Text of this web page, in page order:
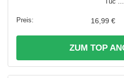
16,99 €
ZUM TOP